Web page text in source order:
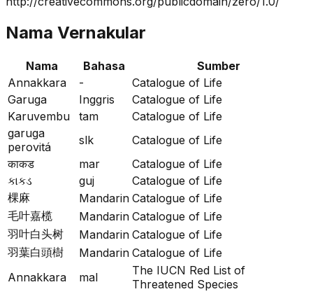
Nama Vernakular
Nama Bahasa
Sumber
Annakkara
-
Catalogue of Life
Garuga
Inggris
Catalogue of Life
Karuvembu
tam
Catalogue of Life
garuga
perovitá
slk
Catalogue of Life
काकड
mar
Catalogue of Life
કાકડ
guj
Catalogue of Life
棵麻
Mandarin Catalogue of Life
毛叶嘉榄
Mandarin Catalogue of Life
羽叶白头树
Mandarin Catalogue of Life
羽葉白頭樹
Mandarin Catalogue of Life
Annakkara
mal
The IUCN Red List of
Threatened Species